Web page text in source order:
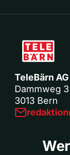
TeleBärn AG
Dammweg 3
3013 Bern